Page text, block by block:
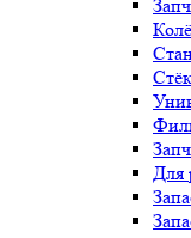
Для